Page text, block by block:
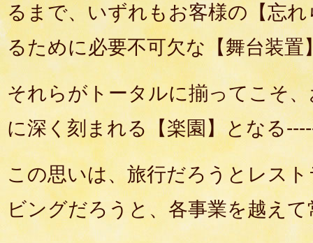
るまで、いずれもお客様の【忘
るために必要不可欠な【舞台装置
それらがトータルに揃ってこそ
に深く刻まれる【楽園】となる
この思いは、旅行だろうとレス
ビングだろうと、各事業を越え